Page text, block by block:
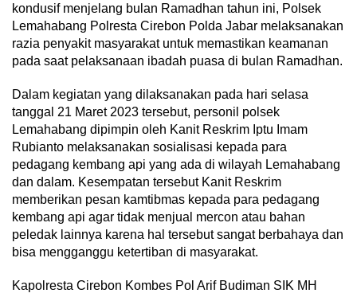
kondusif menjelang bulan Ramadhan tahun ini, Polsek
Lemahabang Polresta Cirebon Polda Jabar melaksanakan
razia penyakit masyarakat untuk memastikan keamanan
pada saat pelaksanaan ibadah puasa di bulan Ramadhan.
Dalam kegiatan yang dilaksanakan pada hari selasa
tanggal 21 Maret 2023 tersebut, personil polsek
Lemahabang dipimpin oleh Kanit Reskrim Iptu Imam
Rubianto melaksanakan sosialisasi kepada para
pedagang kembang api yang ada di wilayah Lemahabang
dan dalam. Kesempatan tersebut Kanit Reskrim
memberikan pesan kamtibmas kepada para pedagang
kembang api agar tidak menjual mercon atau bahan
peledak lainnya karena hal tersebut sangat berbahaya dan
bisa mengganggu ketertiban di masyarakat.
Kapolresta Cirebon Kombes Pol Arif Budiman SIK MH